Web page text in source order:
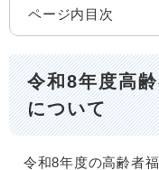
ページ内目次
令和8年度高
について
令和8年度の高齢者